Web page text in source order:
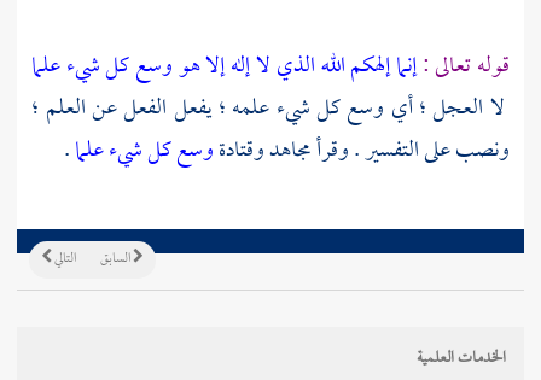
قوله تعالى :إنما إلهكم الله الذي لا إله إلا هو وسع كل شيء علما
لا العجل ؛ أي وسع كل شيء علمه ؛ يفعل الفعل عن العلم ؛
ونصب على التفسير . وقرأمجاهدوقتادةوسع كل شيء علما.
التالي السابق
الخدمات العلمية